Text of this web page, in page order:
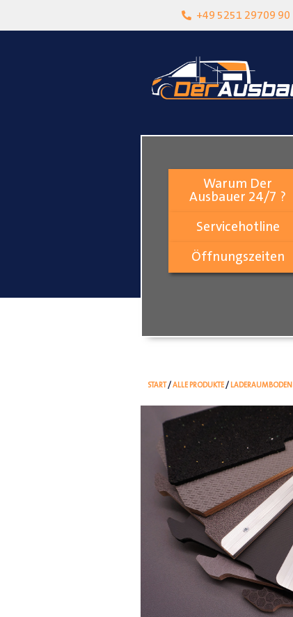
+49 5251 29709 90
Lokalgeschäft in Paderborn
Warum Der
Ausbauer 24/7 ?
Servicehotline
Öffnungszeiten
START/ALLE PRODUKTE/ LADERAUMBODEN